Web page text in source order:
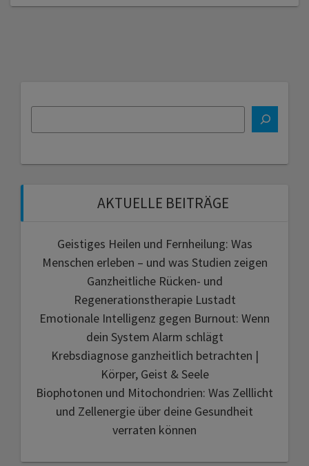
AKTUELLE BEITRÄGE
Geistiges Heilen und Fernheilung: Was
Menschen erleben – und was Studien zeigen
Ganzheitliche Rücken- und
Regenerationstherapie Lustadt
Emotionale Intelligenz gegen Burnout: Wenn
dein System Alarm schlägt
Krebsdiagnose ganzheitlich betrachten |
Körper, Geist & Seele
Biophotonen und Mitochondrien: Was Zelllicht
und Zellenergie über deine Gesundheit
verraten können